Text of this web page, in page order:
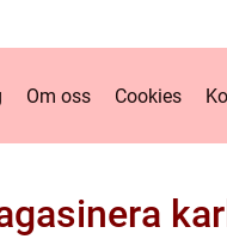
Om oss Cookies